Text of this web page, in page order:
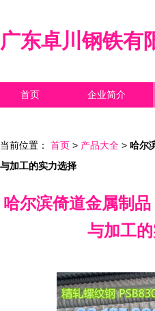
广东卓川钢铁有
首页 企业简介
当前位置： 首页 > 产品大全 > 哈尔
与加工的实力选择
哈尔滨倚道金属制
与加工